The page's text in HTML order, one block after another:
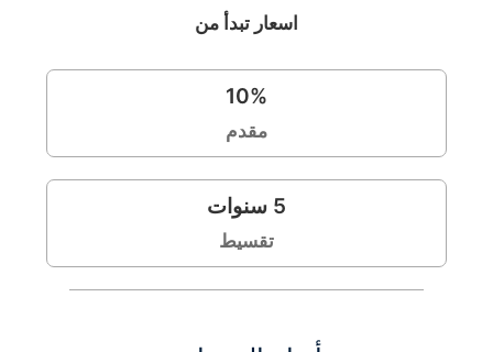
اسعار تبدأ من
10%
مقدم
5 سنوات
تقسيط